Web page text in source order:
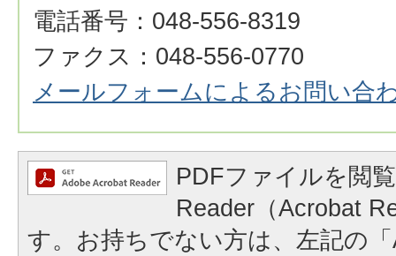
電話番号：048-556-8319
ファクス：048-556-0770
メールフォームによるお問い合
PDFファイルを閲
Reader（Acrobat
す。お持ちでない方は、左記の